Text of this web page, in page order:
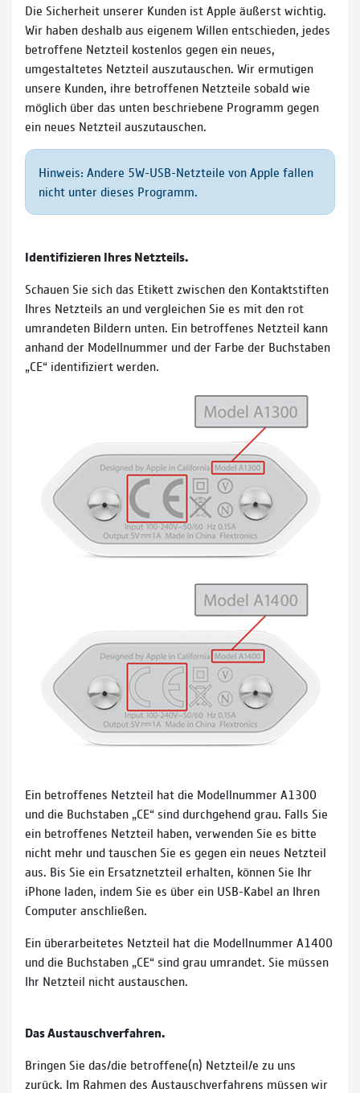
Die Sicherheit unserer Kunden ist Apple äußerst wichtig.
Wir haben deshalb aus eigenem Willen entschieden, jedes
betroffene Netzteil kostenlos gegen ein neues,
umgestaltetes Netzteil auszutauschen. Wir ermutigen
unsere Kunden, ihre betroffenen Netzteile sobald wie
möglich über das unten beschriebene Programm gegen
ein neues Netzteil auszutauschen.
Hinweis: Andere 5W-USB-Netzteile von Apple fallen
nicht unter dieses Programm.
Identifizieren Ihres Netzteils.
Schauen Sie sich das Etikett zwischen den Kontaktstiften
Ihres Netzteils an und vergleichen Sie es mit den rot
umrandeten Bildern unten. Ein betroffenes Netzteil kann
anhand der Modellnummer und der Farbe der Buchstaben
„CE“ identifiziert werden.
Ein betroffenes Netzteil hat die Modellnummer A1300
und die Buchstaben „CE“ sind durchgehend grau. Falls Sie
ein betroffenes Netzteil haben, verwenden Sie es bitte
nicht mehr und tauschen Sie es gegen ein neues Netzteil
aus. Bis Sie ein Ersatznetzteil erhalten, können Sie Ihr
iPhone laden, indem Sie es über ein USB-Kabel an Ihren
Computer anschließen.
Ein überarbeitetes Netzteil hat die Modellnummer A1400
und die Buchstaben „CE“ sind grau umrandet. Sie müssen
Ihr Netzteil nicht austauschen.
Das Austauschverfahren.
Bringen Sie das/die betroffene(n) Netzteil/e zu uns
zurück. Im Rahmen des Austauschverfahrens müssen wir